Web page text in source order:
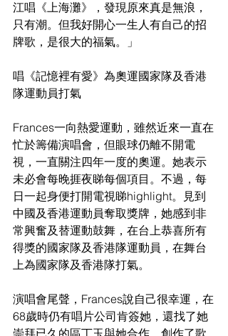
江唱《上海灘》，發現原來真是無浪，
只有潮。但我好開心一生人有自己的招
牌歌，是很大的福氣。」
唱《記憶裡有愛》為奧運國家隊及香港
隊運動員打氣
Frances一向熱愛運動，雖然近來一直在
忙於籌備演唱會，但眼球仍離不開電
視，一直關注四年一度的奧運。她表示
未必會每晚捱夜睇每個項目。不過，每
日一起身便打開電視睇highlight。見到
中國及香港運動員奪取獎牌，她感到非
常興奮及替運動鼓舞，在台上恭喜所有
得獎的國家隊及香港隊運動員，在舞台
上為國家隊及香港隊打氣。
演唱會尾聲，Frances說自己很幸運，在
68歲時仍有唱片公司肯簽她，還找了她
崇拜已久的區丁玉與她合作，創作了歌